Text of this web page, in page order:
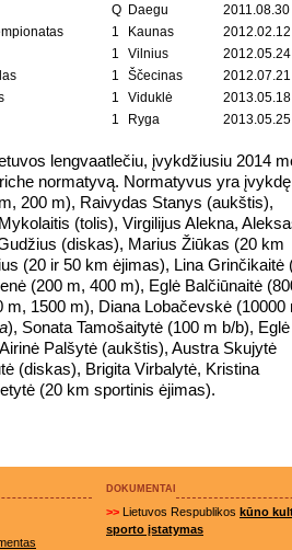
Q Daegu
2011.08.30
1 Kaunas
2012.02.12
1 Vilnius
2012.05.24
1 Ščecinas
2012.07.21
1 Viduklė
2013.05.18
1 Ryga 2013.05.25
lengvaatlečiu, įvykdžiusiu 2014
normatyvą. Normatyvus yra
200 m), Raivydas Stanys (aukštis),
(tolis), Virgilijus Alekna,
(diskas), Marius Žiūkas (20 km
(20 ir 50 km ėjimas), Lina Grinčikaitė
(200 m, 400 m), Eglė Balčiūnaitė
m, 1500 m), Diana Lobačevskė (10000
), Sonata Tamošaitytė (100 m b/b), Eglė
Palšytė (aukštis), Austra Skujytė
(diskas), Brigita Virbalytė, Kristina
(20 km sportinis ėjimas).
DOKUMENTAI
>> Lietuvos Respublikos kūno
sporto įstatymas